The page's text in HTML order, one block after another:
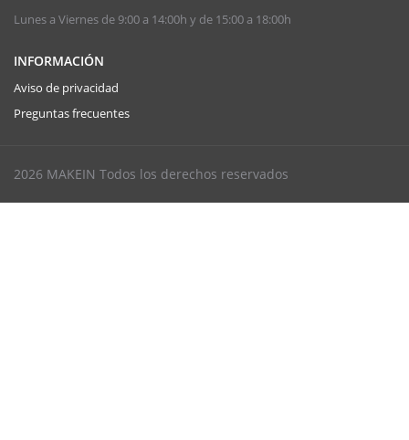
Lunes a Viernes de 9:00 a 14:00h y de 15:00 a 18:00h
INFORMACIÓN
Aviso de privacidad
Preguntas frecuentes
2026 MAKEIN Todos los derechos reservados